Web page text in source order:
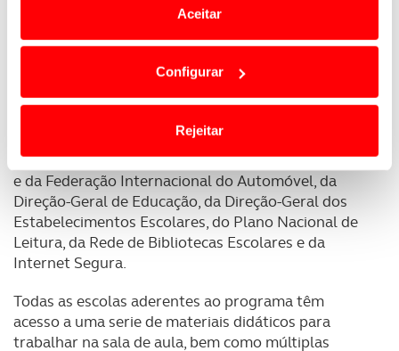
Em alguns casos, a utilização destas tecnologias
termos e a todo o tempo as suas preferências e limitando
o acesso a informações durante a navegação no
personalizar conteúdos e anúncios, para lhe proporcionar
funcionalidades de redes sociais, bem como para
analisar dados de navegação no nosso website.
Adicionalmente partilhamos informação, relativa à sua
parceiros e organizações na UE e em países terceiros.
Aceitar
Configurar
Rejeitar
O programa, de caráter extracurricular, tem o apoio
institucional do Ministério da Administração Interna
e da Federação Internacional do Automóvel, da
Direção-Geral de Educação, da Direção-Geral dos
Estabelecimentos Escolares, do Plano Nacional de
Leitura, da Rede de Bibliotecas Escolares e da
Internet Segura.
Todas as escolas aderentes ao programa têm
acesso a uma serie de materiais didáticos para
trabalhar na sala de aula, bem como múltiplas